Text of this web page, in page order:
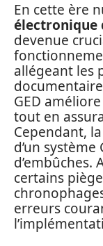
En cette ère
électronique
devenue
allégeant les
GED
tout en
Cependant,
d’un
d’embûches.
certains
erreurs